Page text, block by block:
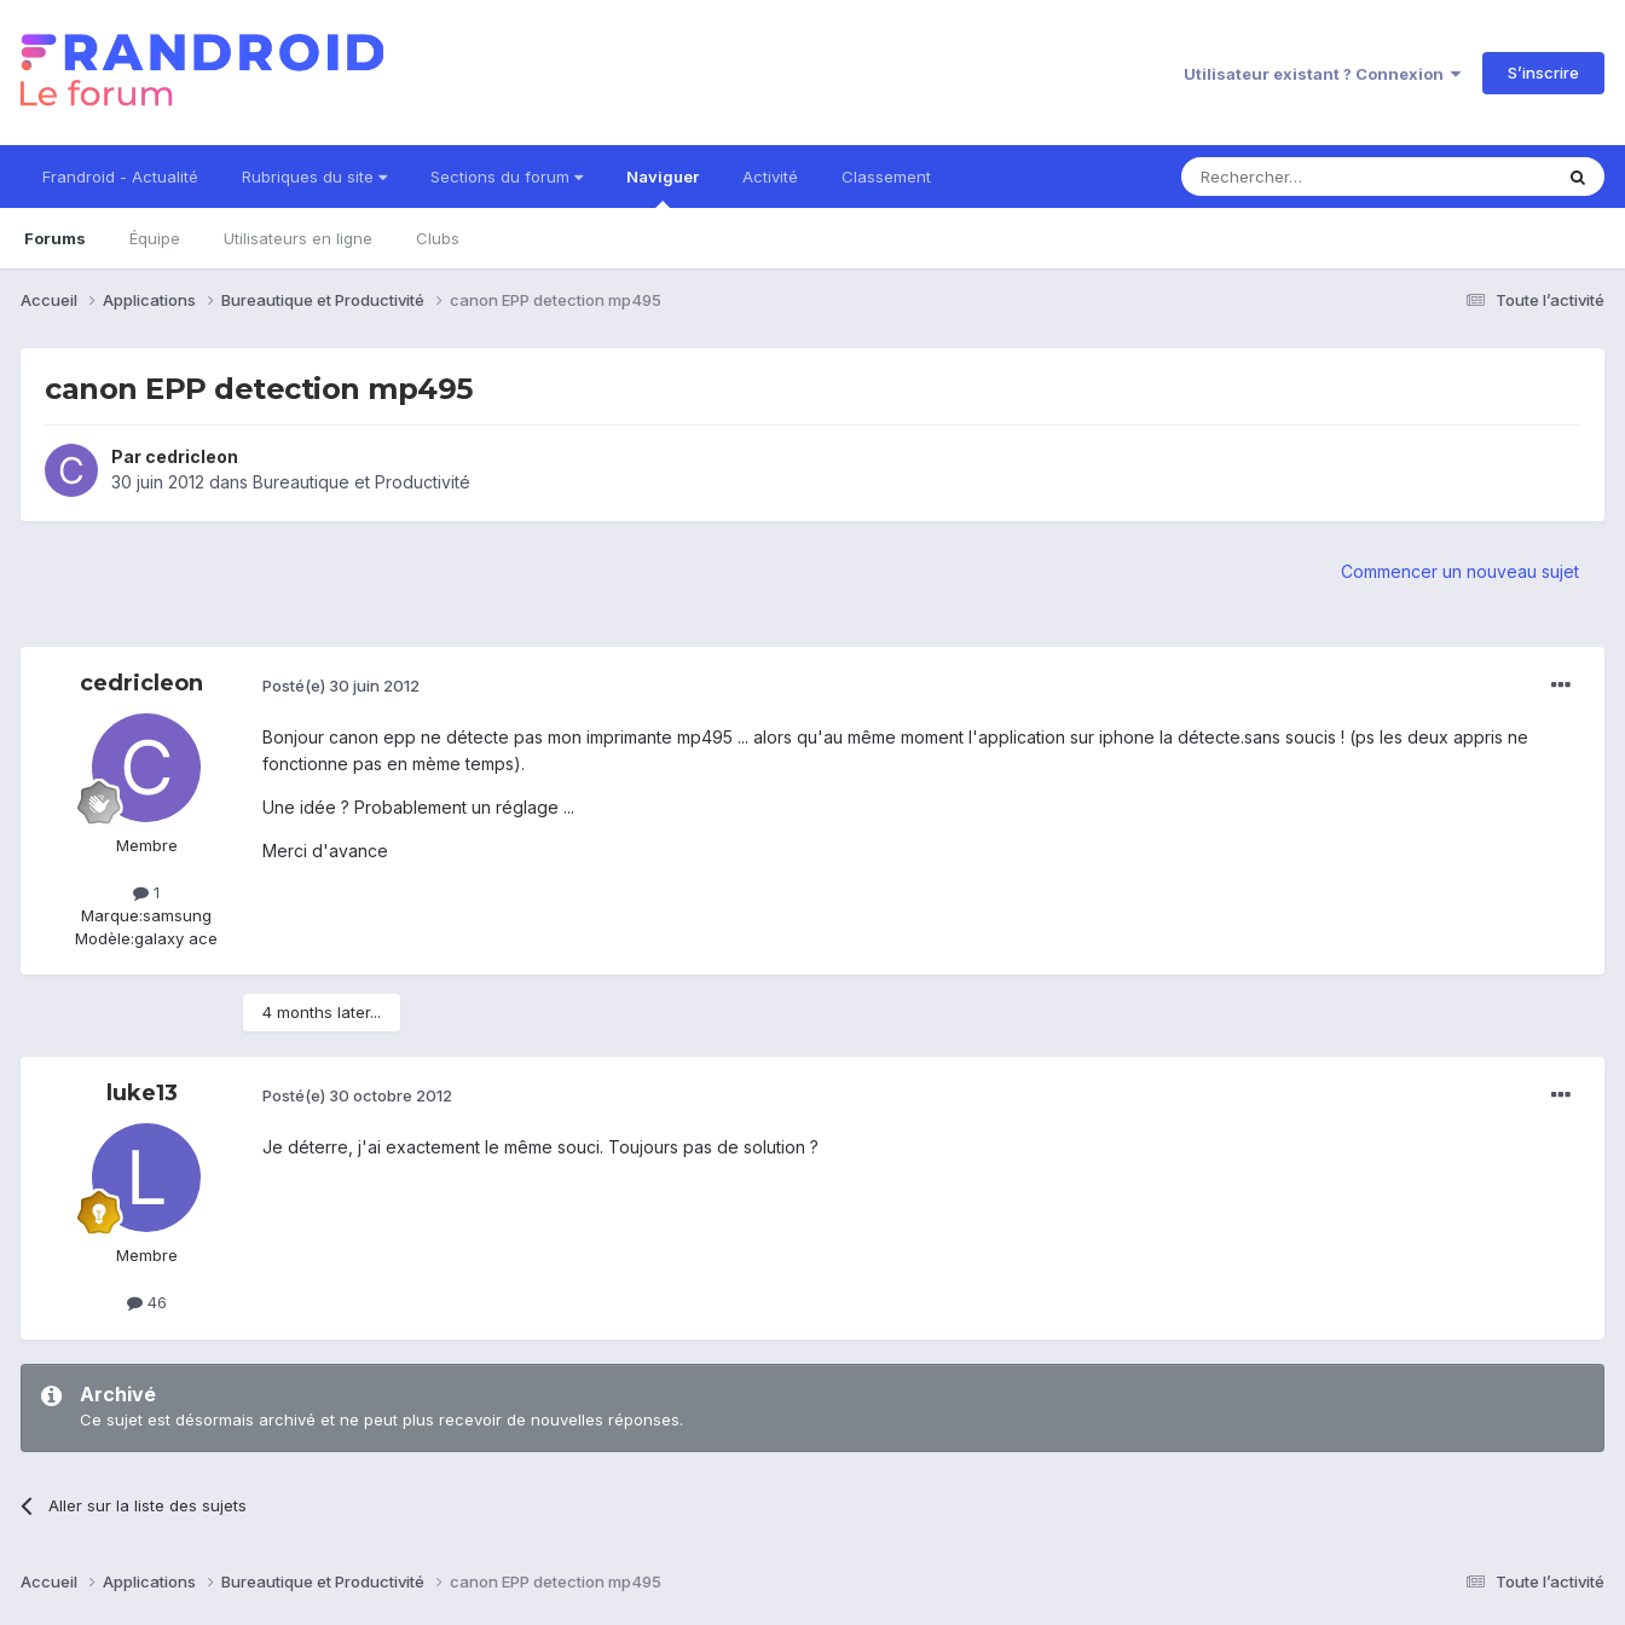
Utilisateur existant ? Connexion S’inscrire
Frandroid - Actualité Rubriques du site Sections du forum Naviguer
Forums Équipe Utilisateurs en ligne Clubs
Activité Classement
Toute l’activité
Accueil Applications Bureautique et Productivité canon EPP detection mp495
canon EPP detection mp495
Par cedricleon
30 juin 2012 dans Bureautique et Productivité
Commencer un nouveau sujet
cedricleon
Membre
1
Marque:samsung
Modèle:galaxy ace
Posté(e) 30 juin 2012
Bonjour canon epp ne détecte pas mon imprimante mp495 ... alors qu'au même moment l'application sur iphone la détecte.sans soucis ! (ps les deux appris ne
fonctionne pas en mème temps).
Une idée ? Probablement un réglage ...
Merci d'avance
4 months later...
luke13
Membre
46
Posté(e) 30 octobre 2012
Je déterre, j'ai exactement le même souci. Toujours pas de solution ?
Archivé
Ce sujet est désormais archivé et ne peut plus recevoir de nouvelles réponses.
Aller sur la liste des sujets
Toute l’activité
Accueil Applications Bureautique et Productivité canon EPP detection mp495